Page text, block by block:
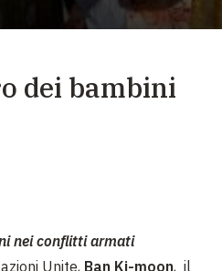
dei bambini
nei conflitti armati
Unite, Ban Ki-moon, il